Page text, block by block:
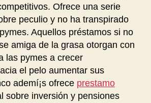
Ofrece una serie
peculio y no ha transpirado
Aquellos préstamos si no
amiga de la grasa otorgan con
las pymes a crecer
el pelo aumentar sus
ademí¡s ofrece prestamo
sobre inversión y pensiones